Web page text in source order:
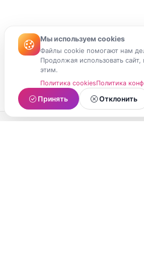
Мы используем cookies
Файлы cookie помогают нам
Продолжая использовать
этим.
Политика cookiesПолитика
Принять Отклонить